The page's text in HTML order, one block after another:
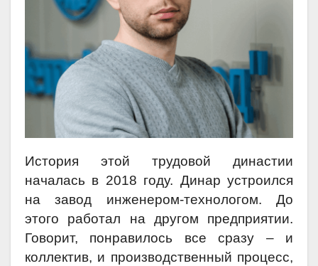
История этой трудовой династии
началась в 2018 году. Динар устроился
на завод инженером-технологом. До
этого работал на другом предприятии.
Говорит, понравилось все сразу – и
коллектив, и производственный процесс,